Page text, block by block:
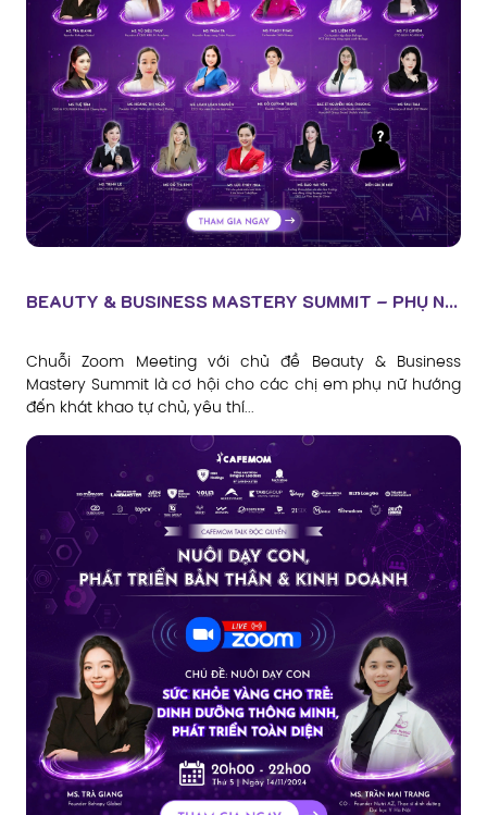
BEAUTY & BUSINESS MASTERY SUMMIT – PHỤ N...
Chuỗi Zoom Meeting với chủ đề Beauty & Business
Mastery Summit là cơ hội cho các chị em phụ nữ hướng
đến khát khao tự chủ, yêu thí...